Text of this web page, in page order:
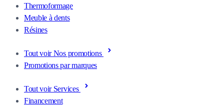
Thermoformage
Meuble à dents
Résines
Tout voir Nos promotions
Promotions par marques
Tout voir Services
Financement